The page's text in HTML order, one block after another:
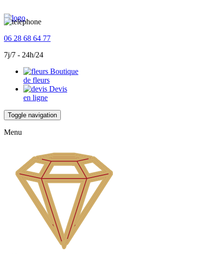
06 28 68 64 77
7j/7 - 24h/24
Boutique
de fleurs
Devis
en ligne
Toggle navigation
Menu